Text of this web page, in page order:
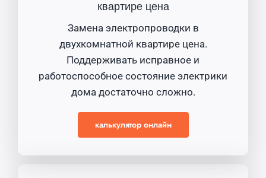
квартире цена
Замена электропроводки в
двухкомнатной квартире цена.
Поддерживать исправное и
работоспособное состояние электрики
дома достаточно сложно.
калькулятор онлайн